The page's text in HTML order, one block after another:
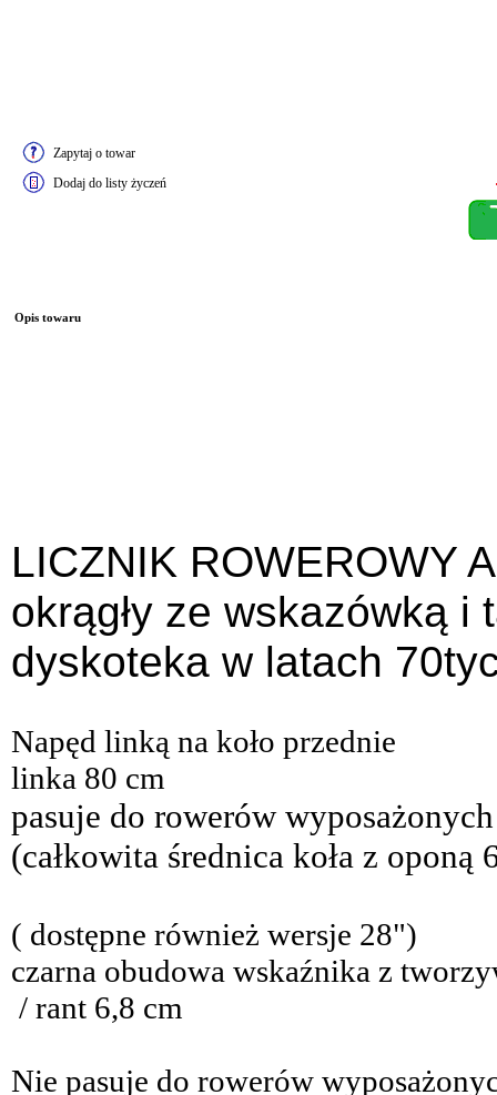
Zapytaj o towar
Dodaj do listy życzeń
Opis towaru
LICZNIK ROWEROWY
okrągły ze wskazówką i
dyskoteka w latach
Napęd linką na koło przednie
linka 80 cm
pasuje do rowerów
(całkowita średnica koła z oponą
( dostępne również wersje 28")
czarna obudowa wskaźnika z
/ rant 6,8 cm
Nie pasuje do rowerów